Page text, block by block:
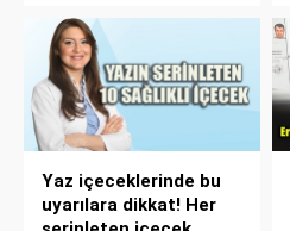
Yaz içeceklerinde bu
uyarılara dikkat! Her